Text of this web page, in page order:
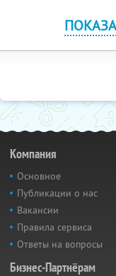
Компания
Основное
Публикации о нас
Вакансии
Правила сервиса
Ответы на вопросы
Бизнес-Партнёрам